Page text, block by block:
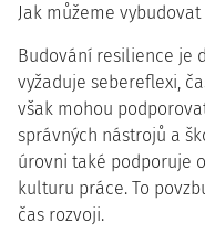
Jak můžeme
Budování resilience je
vyžaduje sebereflexi,
však mohou
správných nástrojů a
úrovni také podporuje
kulturu práce. To
čas rozvoji.